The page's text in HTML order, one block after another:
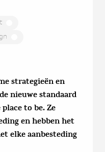
strategieën en
nieuwe standaard
to be. Ze
en hebben het
elke aanbesteding